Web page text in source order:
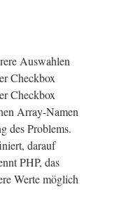
Auswahlen
Checkbox
Checkbox
Array-Namen
des Problems.
darauf
PHP, das
Werte möglich